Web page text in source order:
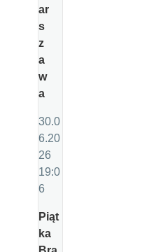
ar
s
z
a
w
a
30.0
6.20
26
19:0
6
Piąt
ka